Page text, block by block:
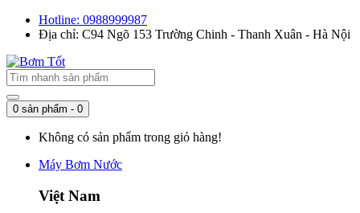
Hotline: 0988999987
Địa chỉ: C94 Ngõ 153 Trường Chinh - Thanh Xuân - Hà Nội
0 sản phẩm - 0
Không có sản phẩm trong giỏ hàng!
Máy Bơm Nước
Việt Nam